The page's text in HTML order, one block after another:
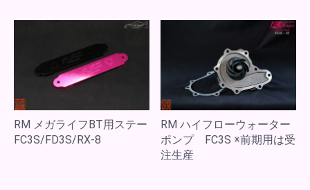
RM メガライフBT用ステー
FC3S/FD3S/RX-8
RM ハイフローウォーター
ポンプ FC3S ※前期用は受
注生産